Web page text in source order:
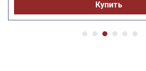
Купить